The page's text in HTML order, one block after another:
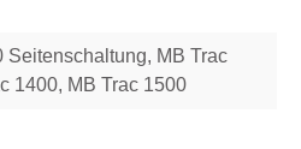
Seitenschaltung, MB Trac
1400, MB Trac 1500